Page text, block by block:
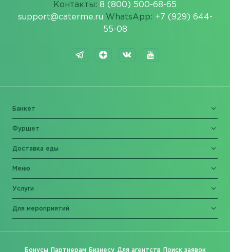
Контакты: 8 (800) 500-68-65
support@caterme.ru WhatsApp: +7 (929) 644-
55-08
Банкет
Фуршет
Доставка еды
Меню
Услуги
Для мероприятий
Бонусы Партнерам Бизнесу Для агентств Поиск заявок